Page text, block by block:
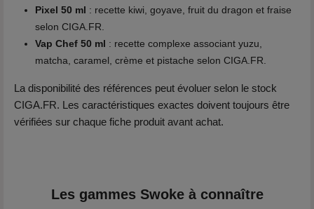
Pixel 50 ml : recette kiwi, goyave, fruit du dragon et fraise
selon CIGA.FR.
Vap Chef 50 ml : recette complexe associant yuzu,
matcha, caramel, crème et pistache selon CIGA.FR.
La disponibilité des références peut évoluer selon le stock
CIGA.FR. Les caractéristiques exactes doivent toujours être
vérifiées sur chaque fiche produit avant achat.
Les gammes Swoke à connaître